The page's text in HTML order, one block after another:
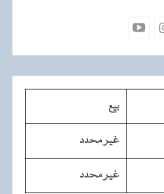
بيع
غير محدد
غير محدد